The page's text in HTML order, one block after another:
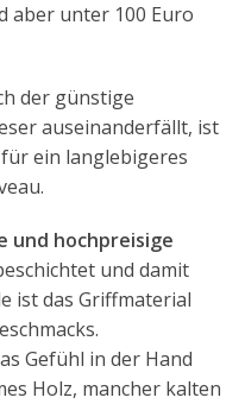
aber unter 100 Euro
der günstige
auseinanderfällt, ist
ein langlebigeres
und hochpreisige
und damit
ist das Griffmaterial
Gefühl in der Hand
Holz, mancher kalten